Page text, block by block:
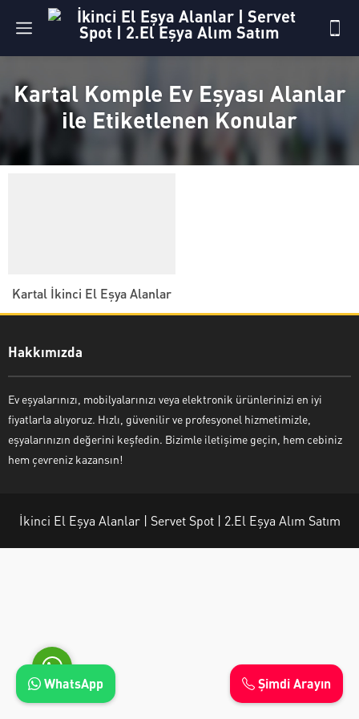
Kartal Komple Ev Eşyası Alanlar
ile Etiketlenen Konular
Kartal İkinci El Eşya Alanlar
Hakkımızda
Ev eşyalarınızı, mobilyalarınızı veya elektronik ürünlerinizi en iyi
fiyatlarla alıyoruz. Hızlı, güvenilir ve profesyonel hizmetimizle,
eşyalarınızın değerini keşfedin. Bizimle iletişime geçin, hem cebiniz
hem çevreniz kazansın!
İkinci El Eşya Alanlar | Servet Spot | 2.El Eşya Alım Satım
Ayşe Yılmaz
Şimdi Arayın
WhatsApp